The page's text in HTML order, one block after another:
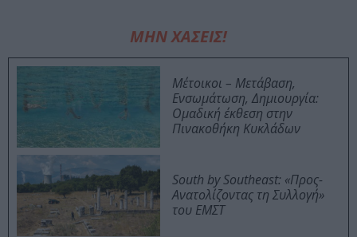
ΜΗΝ ΧΑΣΕΙΣ!
Μέτοικοι – Μετάβαση,
Ενσωμάτωση, Δημιουργία:
Ομαδική έκθεση στην
Πινακοθήκη Κυκλάδων
South by Southeast: «Προς-
Ανατολίζοντας τη Συλλογή»
του ΕΜΣΤ